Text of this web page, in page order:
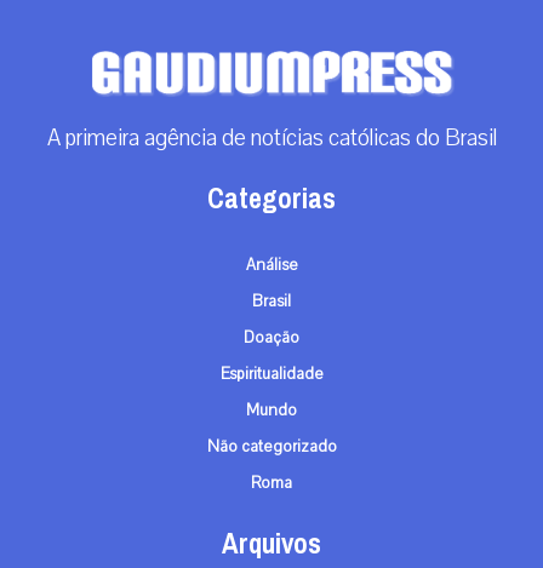
A primeira agência de notícias católicas do Brasil
Categorias
Análise
Brasil
Doação
Espiritualidade
Mundo
Não categorizado
Roma
Arquivos